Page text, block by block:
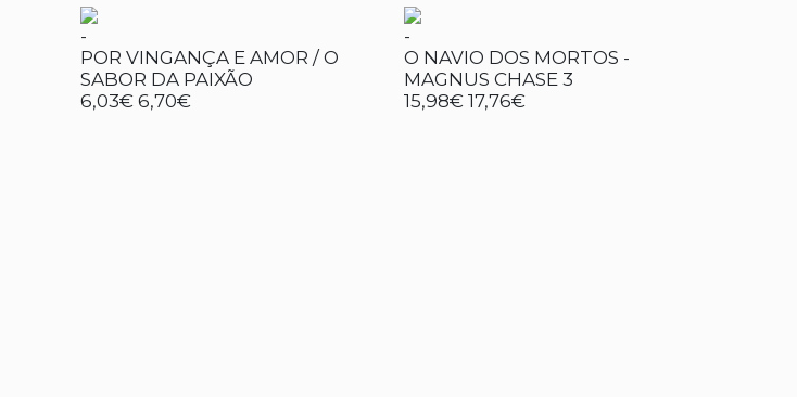
-
POR VINGANÇA E AMOR / O
SABOR DA PAIXÃO
6,03€ 6,70€
-
O NAVIO DOS MORTOS -
MAGNUS CHASE 3
15,98€ 17,76€